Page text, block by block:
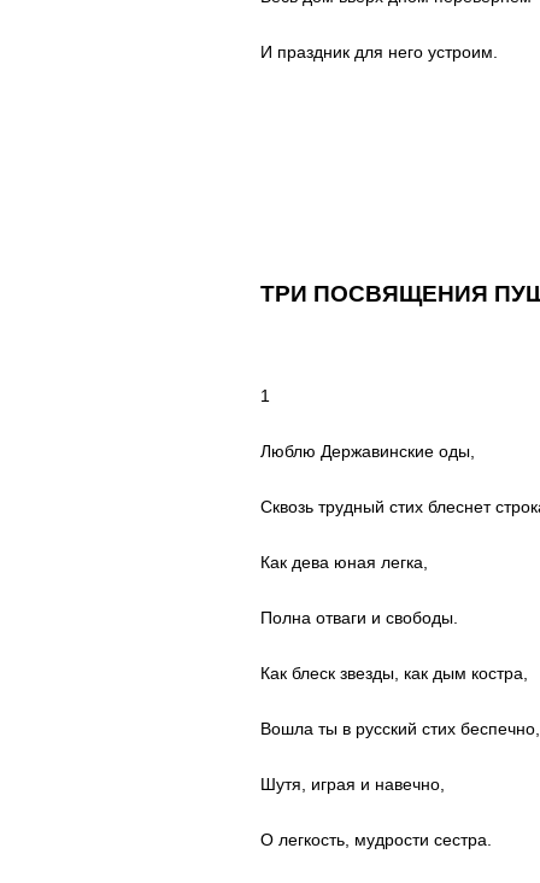
И праздник для него устроим.
ТРИ ПОСВЯЩЕНИЯ
1
Люблю Державинские оды,
Сквозь трудный стих блеснет
Как дева юная легка,
Полна отваги и свободы.
Как блеск звезды, как дым костра,
Вошла ты в русский стих беспечно,
Шутя, играя и навечно,
О легкость, мудрости сестра.